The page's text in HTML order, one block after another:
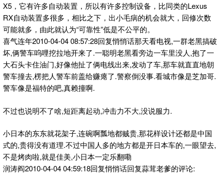
X5，它有许多自动装置，所以有许多控制设备，比同类的Lexus
RX自动装置多很多，相比之下，出小毛病的机会就大，回修次数
可能就多，由此就认为“可靠性”低是不公平的。
喜气连年2010-04-04 08:57:28回复悄悄话那天看电视,一群老黑搞破
坏,俩警车呜哩挖拉地开来了.一聪明老黑看旁边一车里没人,抱了一
大石头卡住油门,好像他扯了俩电线出来,发动了车,那车就直直地朝
警车撞去,楞把人警车前盖给赚瘪了.警察倒没事.看城市像是芝加哥.
警车像是福特的吧,真赖撞啊.
不过也说明不了啥,短距离起动,冲击力不大,没说服力.
小日本的东东就花架子,连碗啊瓢地都贼贵,那花样设计还都是中国
式的,贵得没有道理.不过中国人多的地方都是开日本车的,一眼望去,
不是烤肉啦,就是佳美,小日本一定乐翻嘞
润涛阎2010-04-04 04:59:18回复悄悄话回复蒜茸老爹的评论: